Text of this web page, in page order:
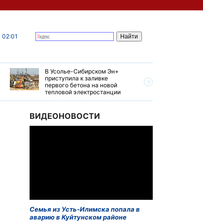
02:01
В Усолье-Сибирском Эн+
приступила к заливке
первого бетона на новой
тепловой электростанции
ВИДЕОНОВОСТИ
Семья из Усть-Илимска попала в
аварию в Куйтунском районе